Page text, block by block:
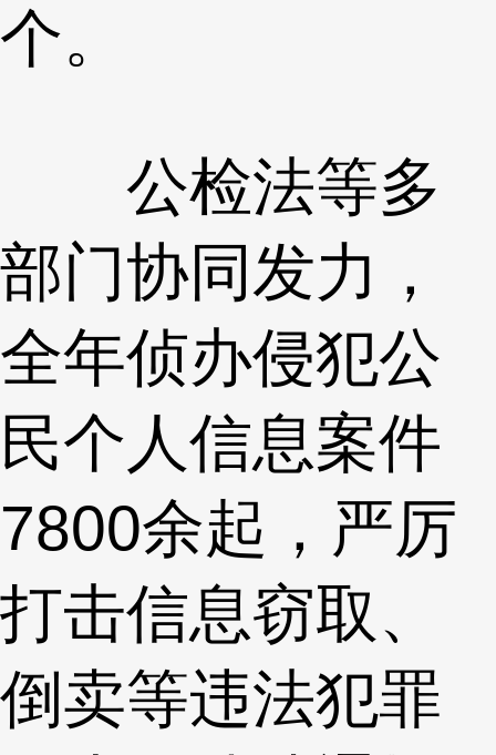
个。
公检法等多
部门协同发力，
全年侦办侵犯公
民个人信息案件
7800余起，严厉
打击信息窃取、
倒卖等违法犯罪